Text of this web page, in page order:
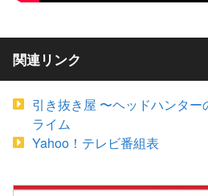
関連リンク
引き抜き屋 〜ヘッドハンタ
ライム
Yahoo！テレビ番組表